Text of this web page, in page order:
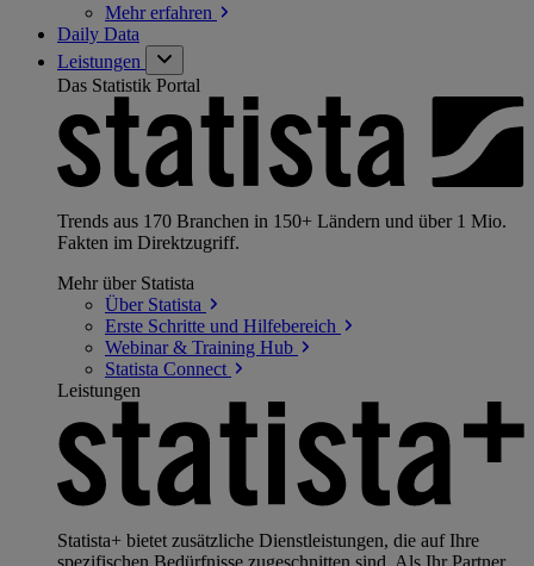
Mehrerfahren
Daily Data
Leistungen
Das Statistik Portal
Trends aus 170 Branchen in 150+ Ländern und über 1 Mio.
Fakten im Direktzugriff.
Mehr über Statista
Über Statista
Erste Schritte und Hilfebereich
Webinar & Training Hub
Statista Connect
Leistungen
Statista+ bietet zusätzliche Dienstleistungen, die auf Ihre
spezifischen Bedürfnisse zugeschnitten sind. Als Ihr Partner